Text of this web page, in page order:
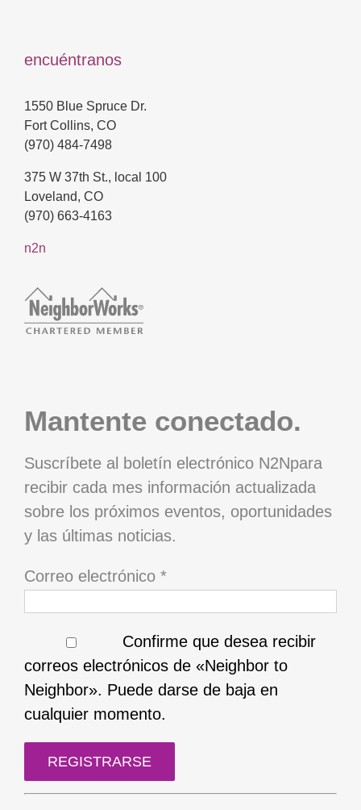
encuéntranos
1550 Blue Spruce Dr.
Fort Collins, CO
(970) 484-7498
375 W 37th St., local 100
Loveland, CO
(970) 663-4163
n2n
Mantente conectado.
Suscríbete al boletín electrónico N2Npara
recibir cada mes información actualizada
sobre los próximos eventos, oportunidades
y las últimas noticias.
Correo electrónico *
Confirme que desea recibir
correos electrónicos de «Neighbor to
Neighbor». Puede darse de baja en
cualquier momento.